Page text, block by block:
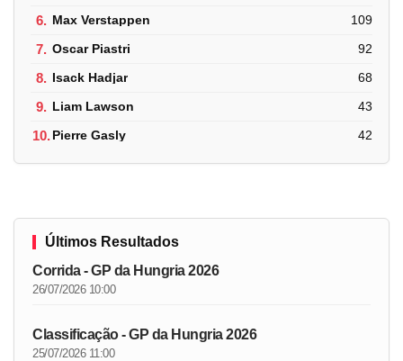
6. Max Verstappen 109
7. Oscar Piastri 92
8. Isack Hadjar 68
9. Liam Lawson 43
10.Pierre Gasly 42
Últimos Resultados
Corrida - GP da Hungria 2026
26/07/2026 10:00
Classificação - GP da Hungria 2026
25/07/2026 11:00